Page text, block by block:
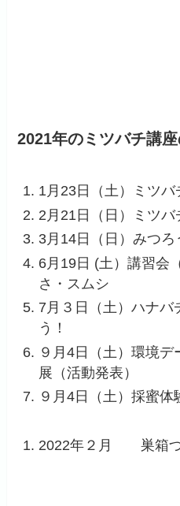
2021年のミツバチ講
1月23日（土）ミツバ
2月21日（日）ミツ
3月14日（日）みつろ
6月19日 (土）講習会
さ・スムシ
7月３日（土）ハナバ
う！
９月4日（土）環境
展（活動発表）
９月4日（土）採蜜体
2022年２月 巣箱づ